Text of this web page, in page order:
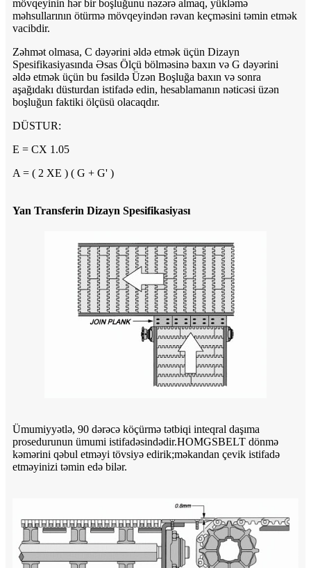
mövqeyinin hər bir boşluğunu nəzərə almaq, yükləmə
məhsullarının ötürmə mövqeyindən rəvan keçməsini təmin etmək
vacibdir.
Zəhmət olmasa, C dəyərini əldə etmək üçün Dizayn
Spesifikasiyasında Əsas Ölçü bölməsinə baxın və G dəyərini
əldə etmək üçün bu fəsildə Üzən Boşluğa baxın və sonra
aşağıdakı düsturdan istifadə edin, hesablamanın nəticəsi üzən
boşluğun faktiki ölçüsü olacaqdır.
DÜSTUR:
E = CX 1.05
A = ( 2 XE ) ( G + G' )
Yan Transferin Dizayn Spesifikasiyası
Ümumiyyətlə, 90 dərəcə köçürmə tətbiqi inteqral daşıma
prosedurunun ümumi istifadəsindədir.HOMGSBELT dönmə
kəmərini qəbul etməyi tövsiyə edirik;məkandan çevik istifadə
etməyinizi təmin edə bilər.